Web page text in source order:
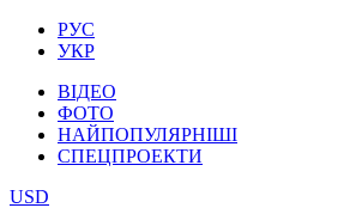
РУС
УКР
ВІДЕО
ФОТО
НАЙПОПУЛЯРНІШІ
СПЕЦПРОЕКТИ
USD